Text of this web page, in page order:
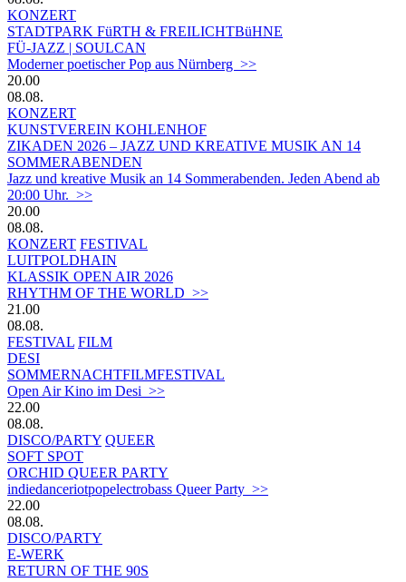
KONZERT
STADTPARK FüRTH & FREILICHTBüHNE
FÜ-JAZZ | SOULCAN
Moderner poetischer Pop aus Nürnberg >>
20.00
08.08.
KONZERT
KUNSTVEREIN KOHLENHOF
ZIKADEN 2026 – JAZZ UND KREATIVE MUSIK AN 14
SOMMERABENDEN
Jazz und kreative Musik an 14 Sommerabenden. Jeden Abend ab
20:00 Uhr. >>
20.00
08.08.
KONZERT FESTIVAL
LUITPOLDHAIN
KLASSIK OPEN AIR 2026
RHYTHM OF THE WORLD >>
21.00
08.08.
FESTIVAL FILM
DESI
SOMMERNACHTFILMFESTIVAL
Open Air Kino im Desi >>
22.00
08.08.
DISCO/PARTY QUEER
SOFT SPOT
ORCHID QUEER PARTY
indiedanceriotpopelectrobass Queer Party >>
22.00
08.08.
DISCO/PARTY
E-WERK
RETURN OF THE 90S